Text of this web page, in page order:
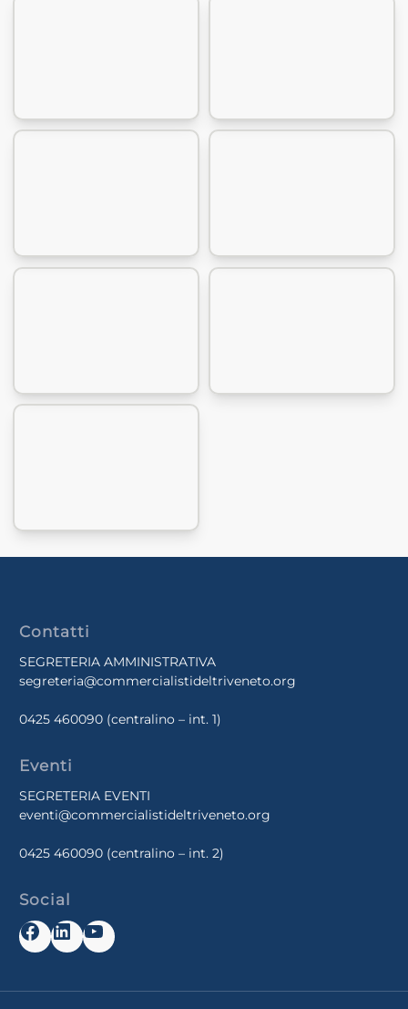
Contatti
SEGRETERIA AMMINISTRATIVA
segreteria@commercialistideltriveneto.org
0425 460090 (centralino – int. 1)
Eventi
SEGRETERIA EVENTI
eventi@commercialistideltriveneto.org
0425 460090 (centralino – int. 2)
Social
Facebook
LinkedIn
YouTube